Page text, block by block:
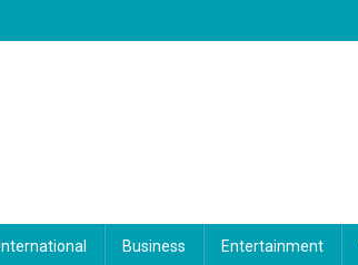
International Business Entertainment